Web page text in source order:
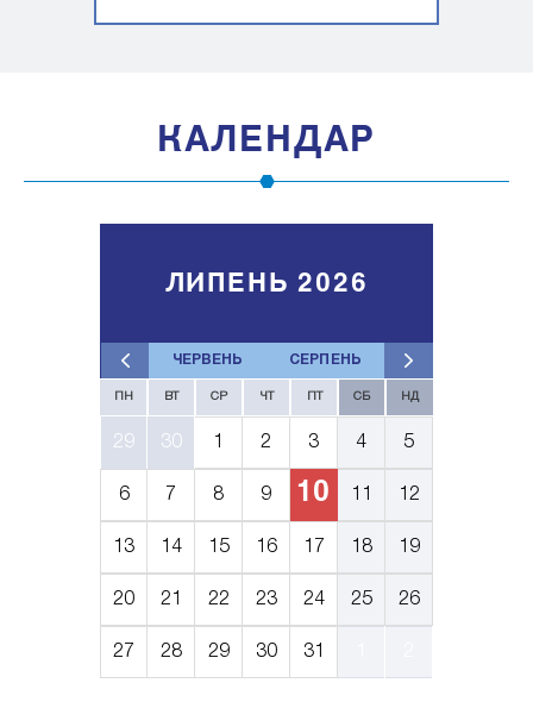
КАЛЕНДАР
ЧЕРВЕНЬ СЕРПЕНЬ
ЛИПЕНЬ 2026
ПН ВТ СР ЧТ СБ НД
29 30 2 3 4 5
6 7 8 9 10 12
13 14 15 16 17 18 19
20 21 22 23 24 25 26
27 28 29 30 31